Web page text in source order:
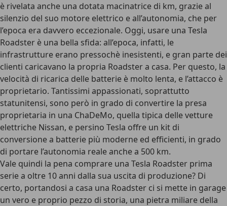
è rivelata anche una dotata macinatrice di km, grazie al
silenzio del suo motore elettrico e all’autonomia, che per
l’epoca era davvero eccezionale. Oggi, usare una Tesla
Roadster è una bella sfida: all’epoca, infatti, le
infrastrutture erano pressochè inesistenti, e gran parte dei
clienti caricavano la propria Roadster a casa. Per questo, la
velocità di ricarica delle batterie è molto lenta, e l’attacco è
proprietario. Tantissimi appassionati, soprattutto
statunitensi, sono però in grado di convertire la presa
proprietaria in una ChaDeMo, quella tipica delle vetture
elettriche Nissan, e persino Tesla offre un kit di
conversione a batterie più moderne ed efficienti, in grado
di portare l’autonomia reale anche a 500 km.
Vale quindi la pena comprare una Tesla Roadster prima
serie a oltre 10 anni dalla sua uscita di produzione? Di
certo, portandosi a casa una Roadster ci si mette in garage
un vero e proprio pezzo di storia, una pietra miliare della